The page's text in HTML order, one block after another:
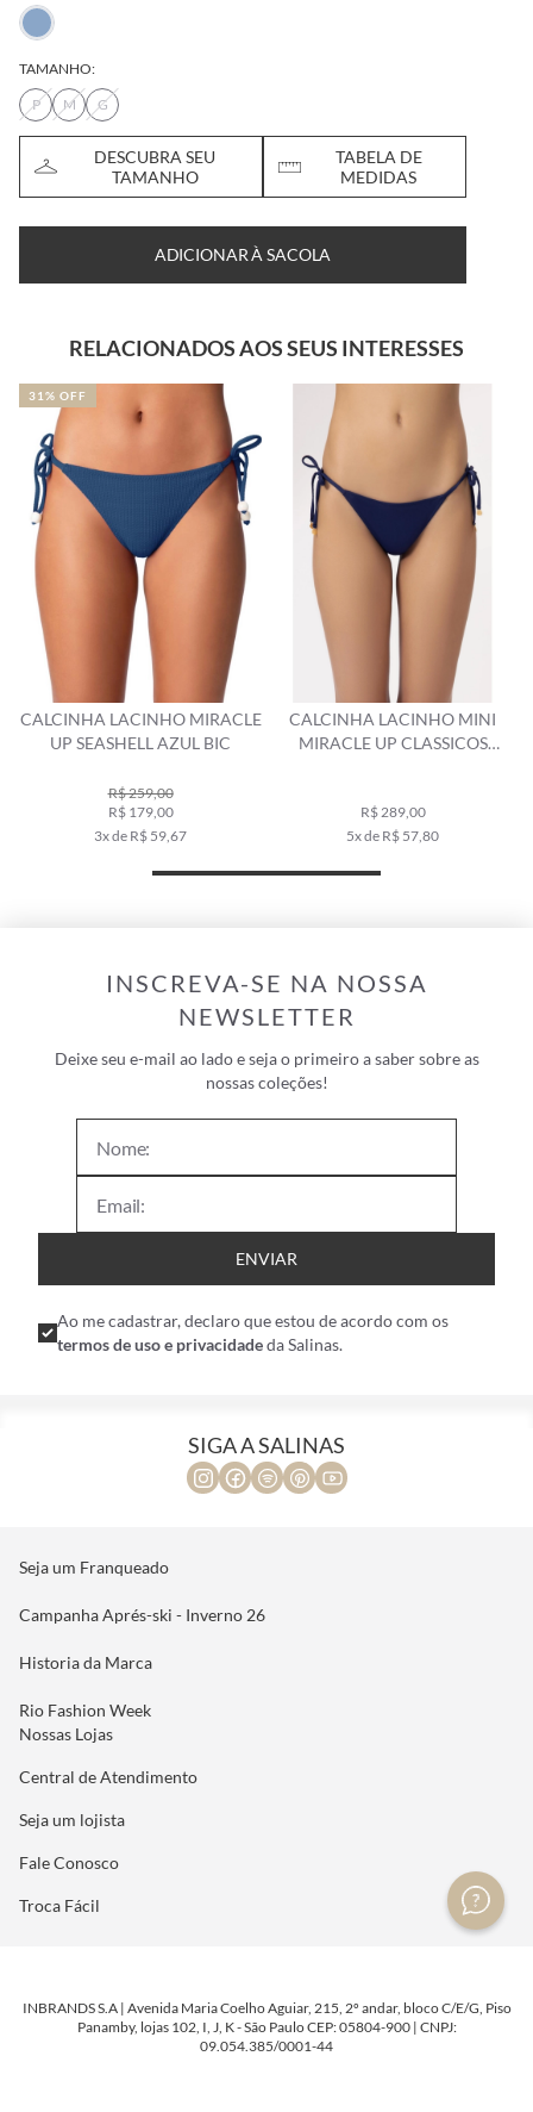
TAMANHO:
P
M G
DESCUBRA SEU
TAMANHO
TABELA DE
MEDIDAS
ADICIONAR À SACOLA
RELACIONADOS AOS SEUS INTERESSES
CALCINHA LACINHO MIRACLE
UP SEASHELL AZUL BIC
R$ 259,00
R$ 179,00
3x de R$ 59,67
31% OFF
CALCINHA LACINHO MINI
MIRACLE UP CLASSICOS
R$ 289,00
5x de R$ 57,80
INSCREVA-SE NA NOSSA
NEWSLETTER
Deixe seu e-mail ao lado e seja o primeiro a saber sobre as
nossas coleções!
ENVIAR
Ao me cadastrar, declaro que estou de acordo com os
termos de uso e privacidadeda Salinas.
SIGA A SALINAS
Seja um Franqueado
Campanha Aprés-ski - Inverno 26
Historia da Marca
Rio Fashion Week
Nossas Lojas
Central de Atendimento
Seja um lojista
Fale Conosco
Troca Fácil
INBRANDS S.A | Avenida Maria Coelho Aguiar, 215, 2º andar, bloco C/E/G, Piso
Panamby, lojas 102, I, J, K - São Paulo CEP: 05804-900 | CNPJ:
09.054.385/0001-44